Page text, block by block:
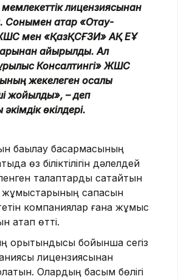
лицензиясынан
қатар «Отау-
мен «ҚазҚСҒЗИ» АҚ ЕҰ
айырылды. Ал
Консалтингі» ЖШС
жекелеген қосалқы
жойылды», – деп
өкілдері.
бақылау басқармасының
өз біліктілігін дәлелдей
талаптарды сақтайтын
жұмыстарының сапасын
компаниялар ғана жұмыс
атап өтті.
қорытындысы бойынша сегіз
лицензиясынан
Олардың басым бөлігі